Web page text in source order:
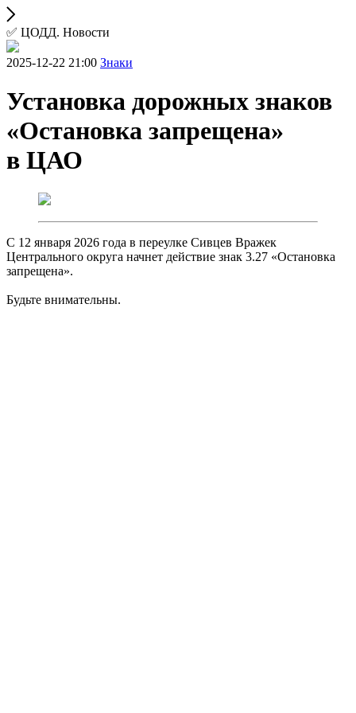
✅ ЦОДД. Новости
2025-12-22 21:00 Знаки
Установка дорожных знаков
«Остановка запрещена»
в ЦАО
С 12 января 2026 года в переулке Сивцев Вражек
Центрального округа начнет действие знак 3.27 «Остановка
запрещена».
Будьте внимательны.